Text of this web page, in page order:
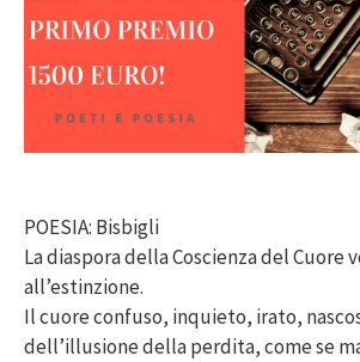
POESIA: Bisbigli
La diaspora della Coscienza del Cuore
all’estinzione.
Il cuore confuso, inquieto, irato,
dell’illusione della perdita, come se